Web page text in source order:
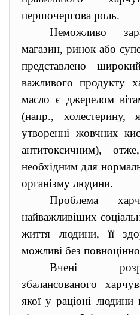
першочергова роль.
Неможливо
магазин, ринок або
представлено
важливого продукту
масло є джерелом
(напр.,
утворенні жовчних
антитоксичним),
необхідним для
організму людини.
Проблема
найважливіших
життя людини, її
можливі без
Вчені
збалансованого
якої у раціоні людини